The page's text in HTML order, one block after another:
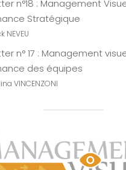
n°18 : Management
Stratégique
NEVEU
n° 17 : Management
des équipes
VINCENZONI